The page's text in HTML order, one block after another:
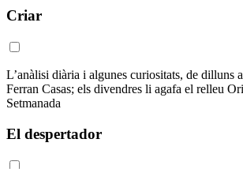
Criar
L’anàlisi diària i algunes curiositats, de dilluns
Ferran Casas; els divendres li agafa el relleu
Setmanada
El despertador